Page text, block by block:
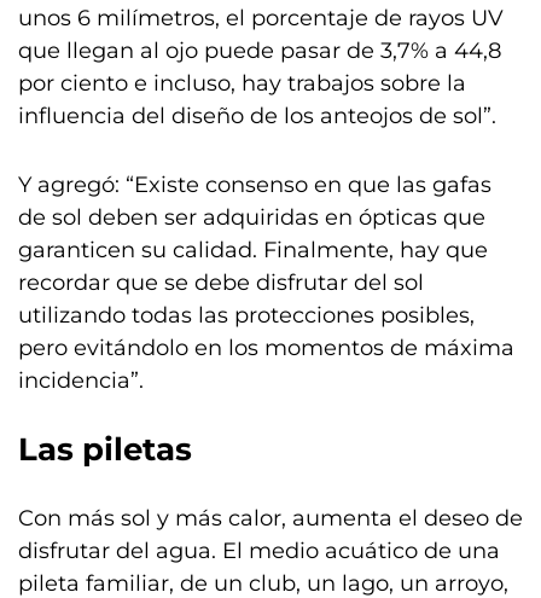
unos 6 milímetros, el porcentaje de rayos UV
que llegan al ojo puede pasar de 3,7% a 44,8
por ciento e incluso, hay trabajos sobre la
influencia del diseño de los anteojos de sol”.
Y agregó: “Existe consenso en que las gafas
de sol deben ser adquiridas en ópticas que
garanticen su calidad. Finalmente, hay que
recordar que se debe disfrutar del sol
utilizando todas las protecciones posibles,
pero evitándolo en los momentos de máxima
incidencia”.
Las piletas
Con más sol y más calor, aumenta el deseo de
disfrutar del agua. El medio acuático de una
pileta familiar, de un club, un lago, un arroyo,